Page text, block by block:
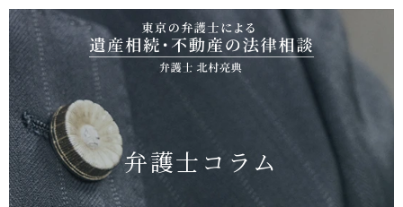
弁護士コラム